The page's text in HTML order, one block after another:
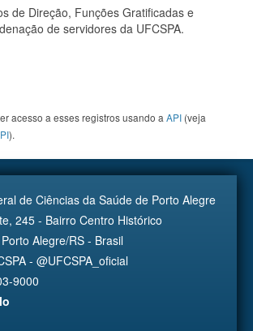
de Direção, Funções Gratificadas e
de servidores da UFCSPA.
acesso a esses registros usando a API (veja
).
de Ciências da Saúde de Porto Alegre
245 - Bairro Centro Histórico
Alegre/RS - Brasil
- @UFCSPA_oficial
9000